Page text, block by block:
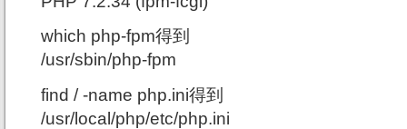
which php-fpm得到
/usr/sbin/php-fpm
find / -name php.ini得到
/usr/local/php/etc/php.ini